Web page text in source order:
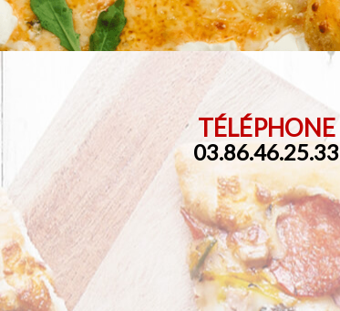
TÉLÉPHONE
03.86.46.25.33